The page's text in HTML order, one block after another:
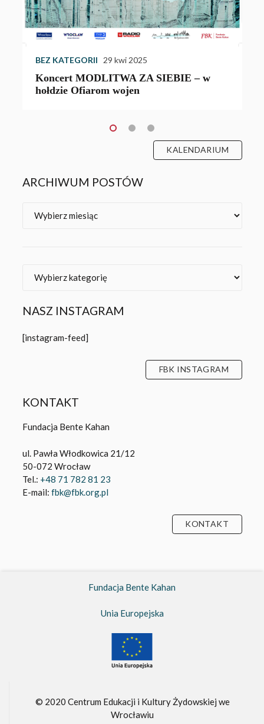
BEZ KATEGORII 29 kwi 2025
Koncert MODLITWA ZA SIEBIE – w
hołdzie Ofiarom wojen
KALENDARIUM
ARCHIWUM POSTÓW
NASZ INSTAGRAM
[instagram-feed]
FBK INSTAGRAM
KONTAKT
Fundacja Bente Kahan
ul. Pawła Włodkowica 21/12
50-072 Wrocław
Tel.: +48 71 782 81 23
E-mail: fbk@fbk.org.pl
KONTAKT
Fundacja Bente Kahan
Unia Europejska
© 2020 Centrum Edukacji i Kultury Żydowskiej we
Wrocławiu